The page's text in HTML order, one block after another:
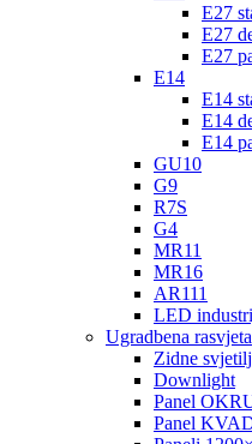
E27
E27
E27
E14
E14
E14
E14
GU10
G9
R7S
G4
MR11
MR16
AR111
LED
Ugradbena rasvjeta
Zidne
Downlight
Panel
Panel